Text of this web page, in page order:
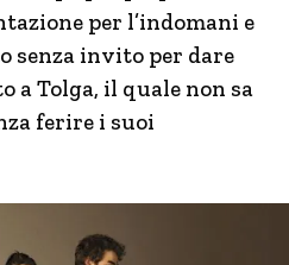
per l’indomani e
senza invito per dare
a Tolga, il quale non sa
ferire i suoi